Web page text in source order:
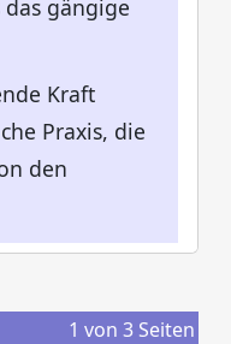
gängige
Kraft
Praxis, die
den
1 von 3Seiten